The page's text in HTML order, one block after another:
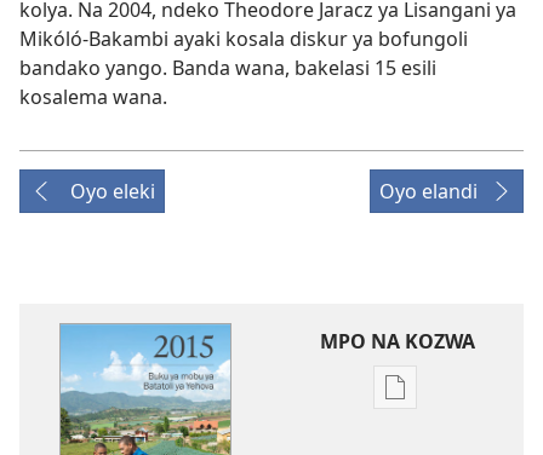
kolya. Na 2004, ndeko Theodore Jaracz ya Lisangani ya
Mikóló-Bakambi ayaki kosala diskur ya bofungoli
bandako yango. Banda wana, bakelasi 15 esili
kosalema wana.
Oyo eleki Oyo elandi
MPO NA KOZWA
Ndenge